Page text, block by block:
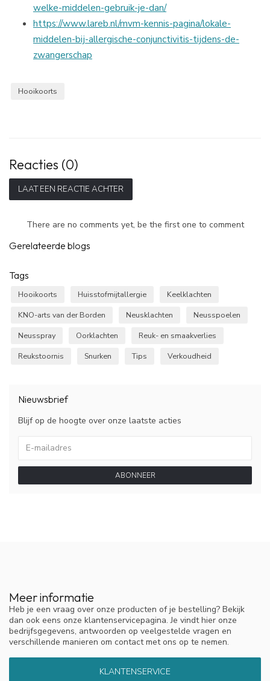
welke-middelen-gebruik-je-dan/
https://www.lareb.nl/mvm-kennis-pagina/lokale-
middelen-bij-allergische-conjunctivitis-tijdens-de-
zwangerschap
Hooikoorts
Reacties (0)
LAAT EEN REACTIE ACHTER
There are no comments yet, be the first one to comment
Gerelateerde blogs
Tags
Hooikoorts Huisstofmijtallergie
Keelklachten
KNO-arts van der Borden
Neusklachten
Neusspoelen
Neusspray
Oorklachten
Reuk- en smaakverlies
Reukstoornis
Snurken Tips Verkoudheid
Nieuwsbrief
Blijf op de hoogte over onze laatste acties
ABONNEER
Meer informatie
Heb je een vraag over onze producten of je bestelling? Bekijk
dan ook eens onze klantenservicepagina. Je vindt hier onze
bedrijfsgegevens, antwoorden op veelgestelde vragen en
verschillende manieren om contact met ons op te nemen.
KLANTENSERVICE